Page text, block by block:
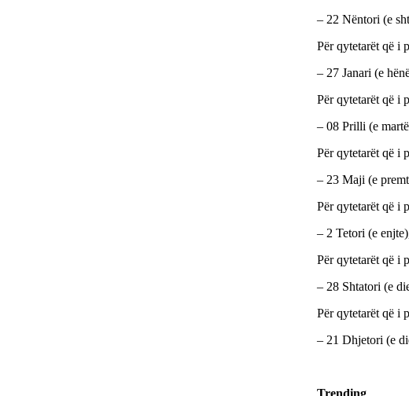
– 22 Nëntori (e
Për qytetarët që i
– 27 Janari (e
Për qytetarët që i
– 08 Prilli (e
Për qytetarët që i
– 23 Maji (e
Për qytetarët që i
– 2 Tetori (e
Për qytetarët që i
– 28 Shtatori (e
Për qytetarët që i
– 21 Dhjetori (e
Trending